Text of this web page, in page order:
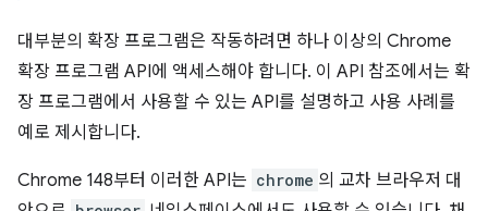
대부분의 확장 프로그램은 작동하려면 하나 이상의 Chrome
확장 프로그램 API에 액세스해야 합니다. 이 API 참조에서는 확
장 프로그램에서 사용할 수 있는 API를 설명하고 사용 사례를
예로 제시합니다.
Chrome 148부터 이러한 API는 chrome 의 교차 브라우저 대